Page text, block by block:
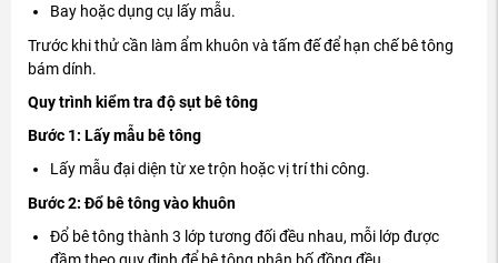
Bay hoặc dụng cụ lấy mẫu.
Trước khi thử cần làm ẩm khuôn và tấm đế để hạn chế bê tông
bám dính.
Quy trình kiểm tra độ sụt bê tông
Bước 1: Lấy mẫu bê tông
Lấy mẫu đại diện từ xe trộn hoặc vị trí thi công.
Bước 2: Đổ bê tông vào khuôn
Đổ bê tông thành 3 lớp tương đối đều nhau, mỗi lớp được
đầm theo quy định để bê tông phân bố đồng đều.